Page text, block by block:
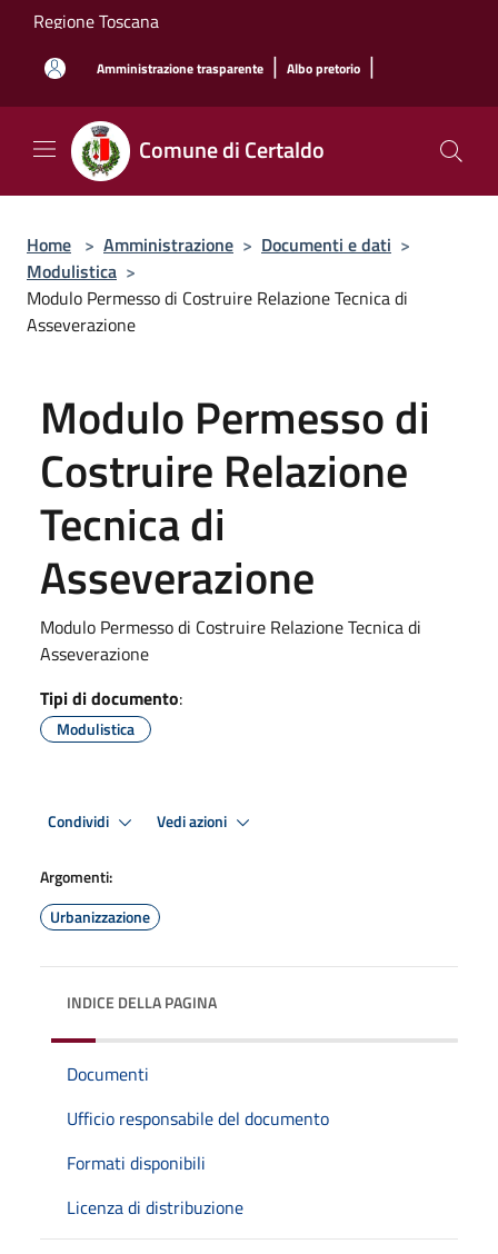
Salta al contenuto principale
Regione Toscana
Amministrazione trasparente | Albo pretorio |
Comune di Certaldo
Home > Amministrazione > Documenti e dati >
Modulistica >
Modulo Permesso di Costruire Relazione Tecnica di
Asseverazione
Modulo Permesso di
Costruire Relazione
Tecnica di
Asseverazione
Modulo Permesso di Costruire Relazione Tecnica di
Asseverazione
Tipi di documento:
Modulistica
Condividi Vedi azioni
Argomenti:
Urbanizzazione
INDICE DELLA PAGINA
Documenti
Ufficio responsabile del documento
Formati disponibili
Licenza di distribuzione